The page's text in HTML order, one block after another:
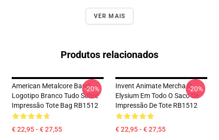
VER MAIS
Produtos relacionados
American Metalcore Band
Logotipo Branco Tudo Sobre
Impressão Tote Bag RB1512
€ 22,95 - € 27,55
-20%
Invent Animate Mercha O
Elysium Em Todo O Saco De
Impressão De Tote RB1512
€ 22,95 - € 27,55
-20%